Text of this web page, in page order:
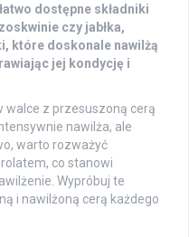
dostępne składniki
czy jabłka,
które doskonale nawilżą
jej kondycję i
walce z przesuszoną cerą
nawilża, ale
warto rozważyć
co stanowi
Wypróbuj te
i nawilżoną cerą każdego